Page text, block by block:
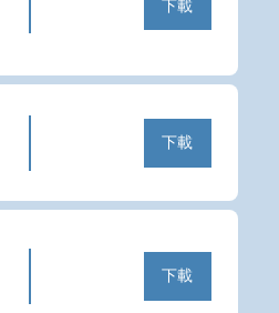
下載
下載
下載